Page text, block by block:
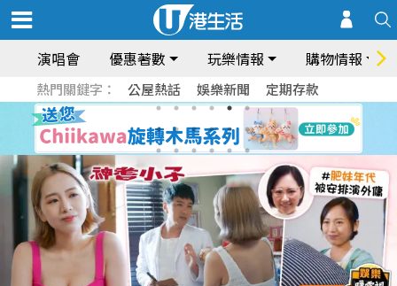
演唱會 優惠著數 玩樂情報 購物情報
熱門關鍵字： 公屋熱話 娛樂新聞 定期存款